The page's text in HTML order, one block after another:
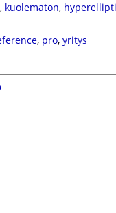
, kuolematon,
, pro, yritys